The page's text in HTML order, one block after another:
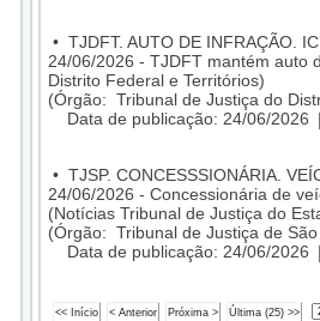
• TJDFT. AUTO DE INFRAÇÃO.
24/06/2026 - TJDFT mantém auto
Distrito Federal e Territórios)
(Órgão: Tribunal de Justiça do
Data de publicação: 24/06/2026
• TJSP. CONCESSSIONÁRIA.
24/06/2026 - Concessionária de
(Notícias Tribunal de Justiça do
(Órgão: Tribunal de Justiça de
Data de publicação: 24/06/2026